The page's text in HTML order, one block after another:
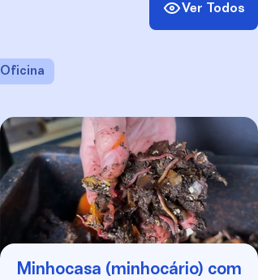
Ver Todos
Oficina
Minhocasa (minhocário) com